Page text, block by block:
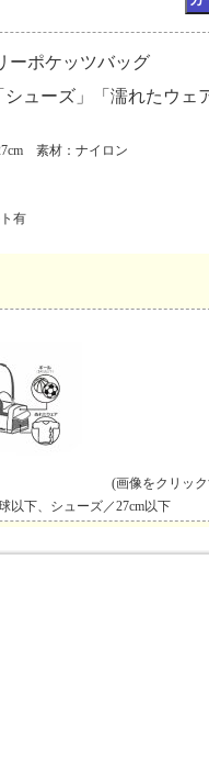
ーポケッツバッグ
シューズ」「濡れたウ
素材：ナイロン
有
(画像をクリッ
以下、シューズ／27cm以下